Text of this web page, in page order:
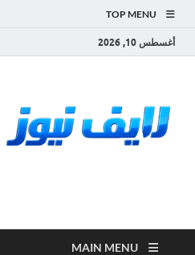
TOP MENU
أغسطس 10, 2026
لايف نيوز
MAIN MENU